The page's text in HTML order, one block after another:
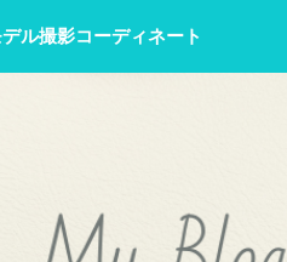
ル撮影コーディネート